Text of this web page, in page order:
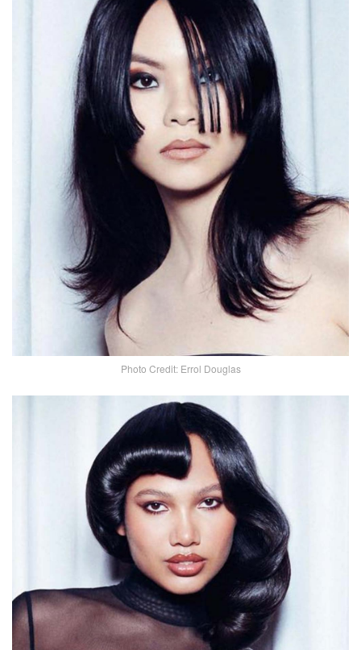
Photo Credit: Errol Douglas